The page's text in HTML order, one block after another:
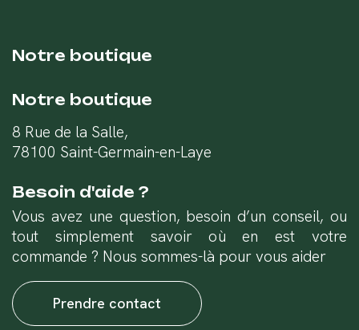
Notre boutique
Notre boutique
8 Rue de la Salle,
78100 Saint-Germain-en-Laye
Besoin d'aide ?
Vous avez une question, besoin d’un conseil, ou
tout simplement savoir où en est votre
commande ? Nous sommes-là pour vous aider
Prendre contact